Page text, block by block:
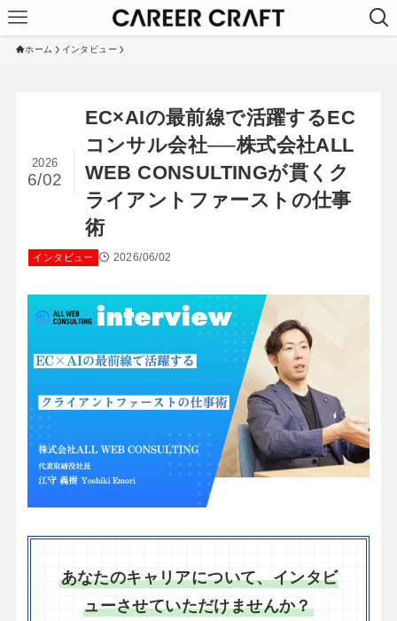
ホーム インタビュー
EC×AIの最前線で活躍するEC
コンサル会社──株式会社ALL
WEB CONSULTINGが貫くク
ライアントファーストの仕事
術
2026
6/02
インタビュー 2026/06/02
あなたのキャリアについて、インタビ
ューさせていただけませんか？